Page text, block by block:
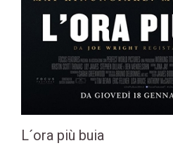
L´ora più buia